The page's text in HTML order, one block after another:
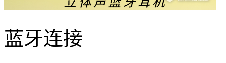
蓝牙连接